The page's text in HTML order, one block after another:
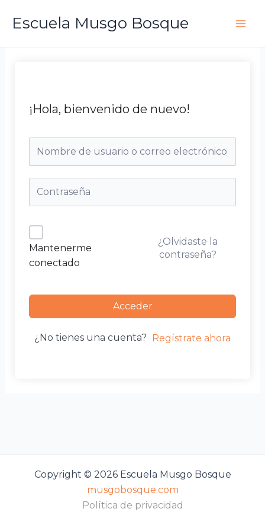
Escuela Musgo Bosque
¡Hola, bienvenido de nuevo!
Mantenerme
conectado
¿Olvidaste la
contraseña?
Acceder
¿No tienes una cuenta? Regístrate ahora
Copyright © 2026 Escuela Musgo Bosque
musgobosque.com
Política de privacidad